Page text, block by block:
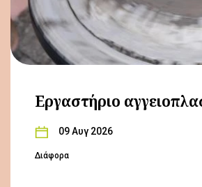
Εργαστήριο
09 Αυγ 2026
Διάφορα